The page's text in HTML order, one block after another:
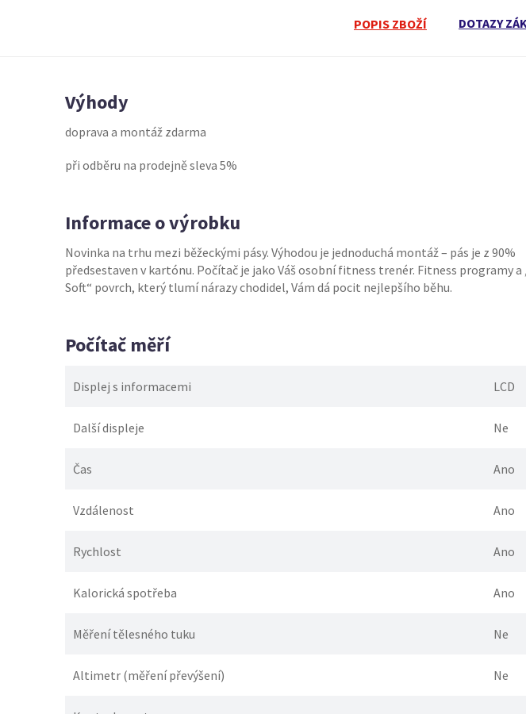
POPIS ZBOŽÍ DOTAZY
Výhody
doprava a montáž zdarma
při odběru na prodejně sleva 5%
Informace o výrobku
Novinka na trhu mezi běžeckými pásy. Výhodou je jednoduchá montáž – pás je z 90%
předsestaven v kartónu. Počítač je jako Váš osobní fitness trenér. Fitness programy a
Soft“ povrch, který tlumí nárazy chodidel, Vám dá pocit nejlepšího běhu.
Počítač měří
Displej s informacemi LCD
Další displeje Ne
Čas Ano
Vzdálenost Ano
Rychlost Ano
Kalorická spotřeba Ano
Měření tělesného tuku Ne
Altimetr (měření převýšení) Ne